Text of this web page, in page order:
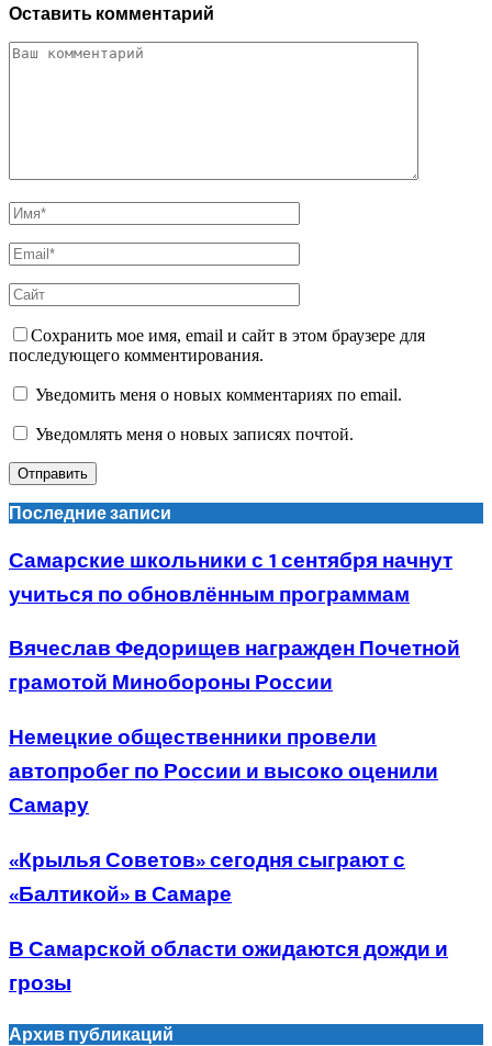
Оставить комментарий
Сохранить мое имя, email и сайт в этом браузере для
последующего комментирования.
Уведомить меня о новых комментариях по email.
Уведомлять меня о новых записях почтой.
Последние записи
Самарские школьники с 1 сентября начнут
учиться по обновлённым программам
Вячеслав Федорищев награжден Почетной
грамотой Минобороны России
Немецкие общественники провели
автопробег по России и высоко оценили
Самару
«Крылья Советов» сегодня сыграют с
«Балтикой» в Самаре
В Самарской области ожидаются дожди и
грозы
Архив публикаций